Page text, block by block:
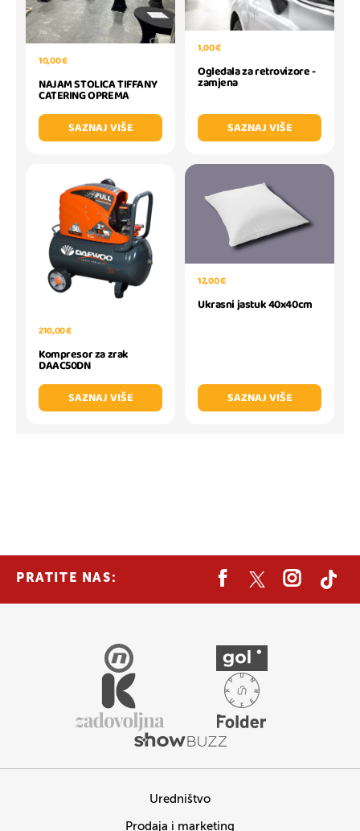
10,00 €
NAJAM STOLICA TIFFANY
CATERING OPREMA
SAZNAJ VIŠE
1,00 €
Ogledala za retrovizore -
zamjena
SAZNAJ VIŠE
210,00 €
Kompresor za zrak
DAAC50DN
SAZNAJ VIŠE
12,00 €
Ukrasni jastuk 40x40cm
SAZNAJ VIŠE
PRATITE NAS:
Uredništvo
Prodaja i marketing